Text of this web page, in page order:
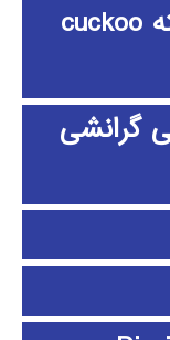
الگوریتم جستجوی فاخته cuckoo
گرانشی